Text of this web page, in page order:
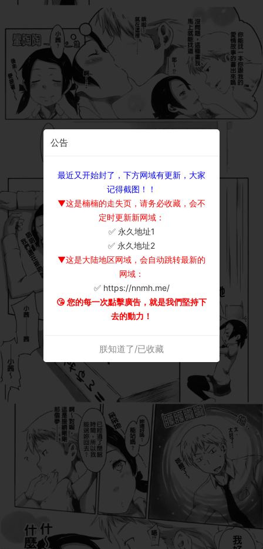
公告
最近又开始封了，下方网域有更新，大家
记得截图！！
▼这是楠楠的走失页，请务必收藏，会不
定时更新新网域：
✅ 永久地址1
✅ 永久地址2
▼这是大陆地区网域，会自动跳转最新的
网域：
✅ https://nnmh.me/
😘 您的每一次點擊廣告，就是我們堅持下
去的動力！
朕知道了/已收藏